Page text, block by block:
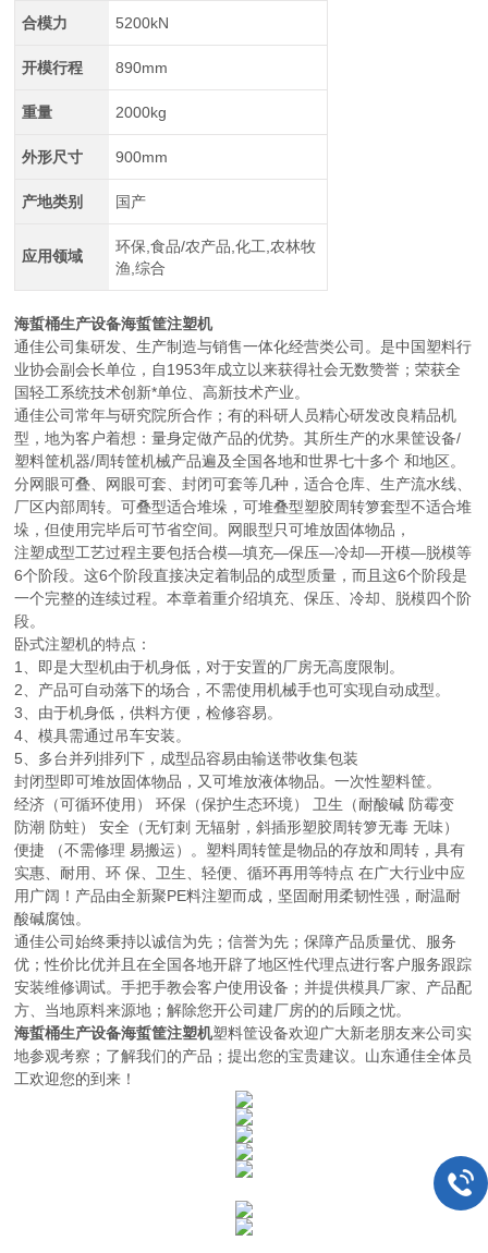
合模力 5200kN
开模行程 890mm
重量 2000kg
外形尺寸 900mm
产地类别 国产
应用领域
环保,食品/农产品,化工,农林牧
渔,综合
海蜇桶生产设备海蜇筐注塑机
通佳公司集研发、生产制造与销售一体化经营类公司。是中国塑料行
业协会副会长单位，自1953年成立以来获得社会无数赞誉；荣获全
国轻工系统技术创新*单位、高新技术产业。
通佳公司常年与研究院所合作；有的科研人员精心研发改良精品机
型，地为客户着想：量身定做产品的优势。其所生产的水果筐设备/
塑料筐机器/周转筐机械产品遍及全国各地和世界七十多个 和地区。
分网眼可叠、网眼可套、封闭可套等几种，适合仓库、生产流水线、
厂区内部周转。可叠型适合堆垛，可堆叠型塑胶周转箩套型不适合堆
垛，但使用完毕后可节省空间。网眼型只可堆放固体物品，
注塑成型工艺过程主要包括合模—填充—保压—冷却—开模—脱模等
6个阶段。这6个阶段直接决定着制品的成型质量，而且这6个阶段是
一个完整的连续过程。本章着重介绍填充、保压、冷却、脱模四个阶
段。
卧式注塑机的特点：
1、即是大型机由于机身低，对于安置的厂房无高度限制。
2、产品可自动落下的场合，不需使用机械手也可实现自动成型。
3、由于机身低，供料方便，检修容易。
4、模具需通过吊车安装。
5、多台并列排列下，成型品容易由输送带收集包装
封闭型即可堆放固体物品，又可堆放液体物品。一次性塑料筐。
经济（可循环使用） 环保（保护生态环境） 卫生（耐酸碱 防霉变
防潮 防蛀） 安全（无钉刺 无辐射，斜插形塑胶周转箩无毒 无味）
便捷 （不需修理 易搬运）。塑料周转筐是物品的存放和周转，具有
实惠、耐用、环 保、卫生、轻便、循环再用等特点 在广大行业中应
用广阔！产品由全新聚PE料注塑而成，坚固耐用柔韧性强，耐温耐
酸碱腐蚀。
通佳公司始终秉持以诚信为先；信誉为先；保障产品质量优、服务
优；性价比优并且在全国各地开辟了地区性代理点进行客户服务跟踪
安装维修调试。手把手教会客户使用设备；并提供模具厂家、产品配
方、当地原料来源地；解除您开公司建厂房的的后顾之忧。
海蜇桶生产设备海蜇筐注塑机塑料筐设备欢迎广大新老朋友来公司实
地参观考察；了解我们的产品；提出您的宝贵建议。山东通佳全体员
工欢迎您的到来！